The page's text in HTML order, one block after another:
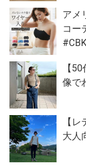
アメ
コー
【
像で
【
大人